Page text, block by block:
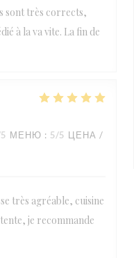
sont très corrects,
à la va vite. La fin de
МЕНЮ : 5/5 ЦЕНА /
très agréable, cuisine
je recommande